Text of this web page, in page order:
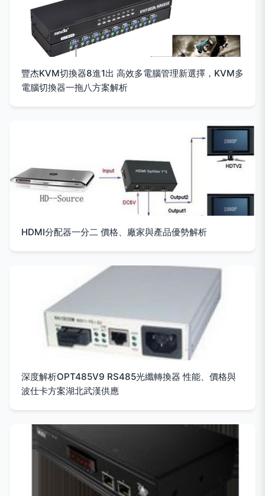
豐杰KVM切換器8進1出 高效多電腦管理新選擇，KVM多
電腦切換器一拖八方案解析
HDMI分配器一分二 價格、廠家與產品優勢解析
深度解析OPT485V9 RS485光纖轉換器 性能、價格與
波仕卡方案湖北武漢供應